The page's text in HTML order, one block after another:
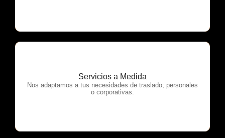
Servicios a Medida
Nos adaptamos a tus necesidades de traslado; personales
o corporativas.
OTP Servicios